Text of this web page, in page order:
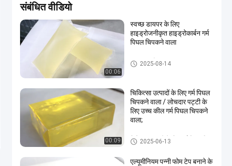
संबंधित वीडियो
00:06
स्वच्छ डायपर के लिए
हाइड्रोजनीकृत हाइड्रोकार्बन गर्म
पिघल चिपकने वाला
गरम तरल गोंद
2025-08-14
00:09
चिकित्सा उत्पादों के लिए गर्म पिघल
चिपकने वाला / लोचदार पट्टी के
लिए उच्च कील गर्म पिघल चिपकने
वाला;
चिकित्सा उत्पादों के लिए गर्म पिघल चिप
कने वाला
2025-06-13
एल्यूमीनियम पन्नी फोम टेप बनाने के